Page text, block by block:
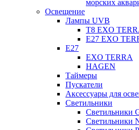
морских
Освещение
Лампы UVB
Т8 EXO
Е27 EXO
Е27
EXO TERRA
HAGEN
Таймеры
Пускатели
Аксессуары для
Светильники
Светильники
Светильники